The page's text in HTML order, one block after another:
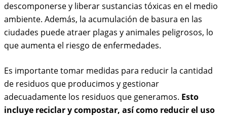
descomponerse y liberar sustancias tóxicas en el medio
ambiente. Además, la acumulación de basura en las
ciudades puede atraer plagas y animales peligrosos, lo
que aumenta el riesgo de enfermedades.
Es importante tomar medidas para reducir la cantidad
de residuos que producimos y gestionar
adecuadamente los residuos que generamos. Esto
incluye reciclar y compostar, así como reducir el uso